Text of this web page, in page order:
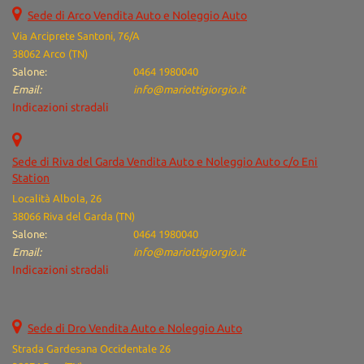
Sede di Arco Vendita Auto e Noleggio Auto
Via Arciprete Santoni, 76/A
38062 Arco (TN)
Salone:
0464 1980040
Email:
info@mariottigiorgio.it
Indicazioni stradali
Sede di Riva del Garda Vendita Auto e Noleggio Auto c/o Eni
Station
Località Albola, 26
38066 Riva del Garda (TN)
Salone:
0464 1980040
Email:
info@mariottigiorgio.it
Indicazioni stradali
Sede di Dro Vendita Auto e Noleggio Auto
Strada Gardesana Occidentale 26
Salva
impostazioni